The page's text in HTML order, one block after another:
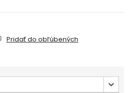
Pridať do obľúbených